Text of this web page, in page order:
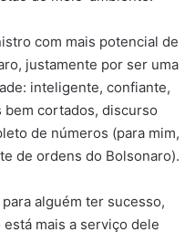
com mais potencial de
justamente por ser uma
inteligente, confiante,
bem cortados, discurso
de números (para mim,
de ordens do Bolsonaro).
alguém ter sucesso,
mais a serviço dele